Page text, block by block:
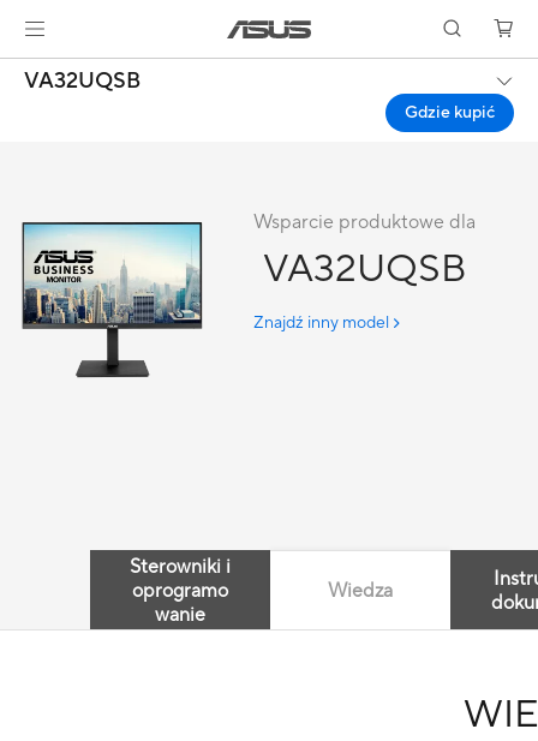
VA32UQSB
Gdzie kupić
Wsparcie produktowe dla
VA32UQSB
Znajdź inny model
Sterowniki i
oprogramo
wanie
Wiedza